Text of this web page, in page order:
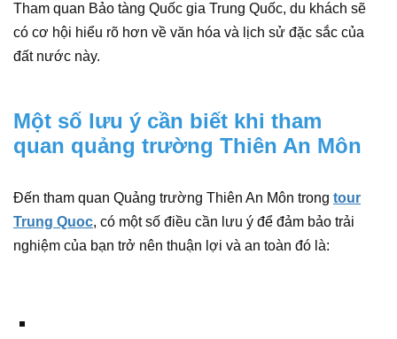
Tham quan Bảo tàng Quốc gia Trung Quốc, du khách sẽ
có cơ hội hiểu rõ hơn về văn hóa và lịch sử đặc sắc của
đất nước này.
Một số lưu ý cần biết khi tham
quan quảng trường Thiên An Môn
Đến tham quan Quảng trường Thiên An Môn trong tour
Trung Quoc, có một số điều cần lưu ý để đảm bảo trải
nghiệm của bạn trở nên thuận lợi và an toàn đó là: